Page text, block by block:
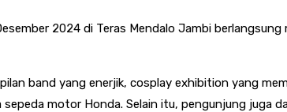
2024 di Teras Mendalo Jambi
band yang enerjik, cosplay exhibition yang
motor Honda. Selain itu, pengunjung juga